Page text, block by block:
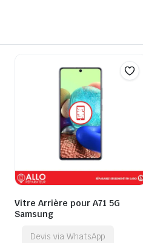
Vitre Arrière pour A71 5G
Samsung
Devis via WhatsApp